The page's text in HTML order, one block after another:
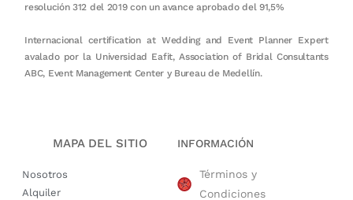
resolución 312 del 2019 con un avance aprobado del 91,5%
Internacional certification at Wedding and Event Planner Expert
avalado por la Universidad Eafit, Association of Bridal Consultants
ABC, Event Management Center y Bureau de Medellín.
MAPA DEL SITIO
Nosotros
Alquiler
INFORMACIÓN
Términos y
Condiciones